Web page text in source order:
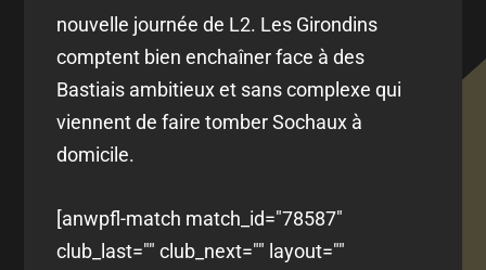
nouvelle journée de L2. Les Girondins
comptent bien enchaîner face à des
Bastiais ambitieux et sans complexe qui
viennent de faire tomber Sochaux à
domicile.
[anwpfl-match match_id="78587"
club_last="" club_next="" layout=""